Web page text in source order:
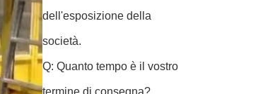
dell'esposizione della
società.
Q: Quanto tempo è il vostro
termine di consegna?